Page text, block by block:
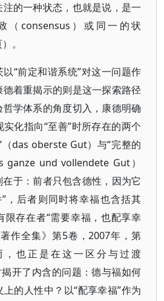
的一种状态，也就是说，是一
（consensus）或同一的状
。
“前定和谐系统”对这一问题作
着重揭示的则是这一探索路径
学体系的角度切入，康德明确
化指向“至善”时所存在的两个
das oberste Gut）与“完整的
und vollendete Gut）
于：前者只包含德性，因为它
，后者则同时将幸福也含括其
限存在者“需要幸福，也配享幸
作全集》第5卷，2007年，第
，也正是在这一区分与过渡
开了内含的问题：德与福如何
的人性中？以“配享幸福”作为